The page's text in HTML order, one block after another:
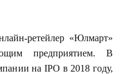
ретейлер «Юлмарт»
предприятием. В
на IPO в 2018 году,